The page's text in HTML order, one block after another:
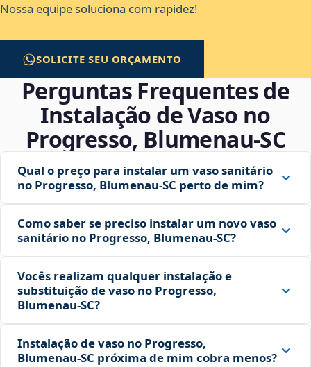
Nossa equipe soluciona com rapidez!
SOLICITE SEU ORÇAMENTO
Perguntas Frequentes de
Instalação de Vaso no
Progresso, Blumenau‑SC
Qual o preço para instalar um vaso sanitário
no Progresso, Blumenau‑SC perto de mim?
Como saber se preciso instalar um novo vaso
sanitário no Progresso, Blumenau‑SC?
Vocês realizam qualquer instalação e
substituição de vaso no Progresso,
Blumenau‑SC?
Instalação de vaso no Progresso,
Blumenau‑SC próxima de mim cobra menos?